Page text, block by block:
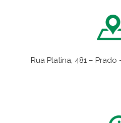
Rua Platina, 481 –